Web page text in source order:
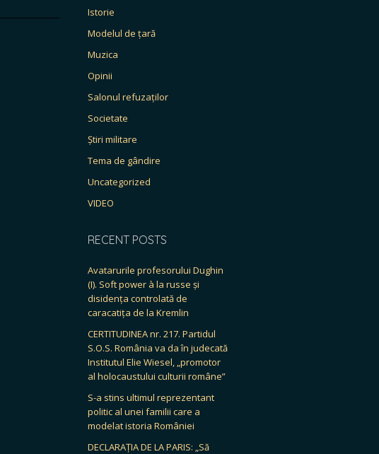
Istorie
Modelul de țară
Muzica
Opinii
Salonul refuzaților
Societate
Știri militare
Tema de gândire
Uncategorized
VIDEO
RECENT POSTS
Avatarurile profesorului Dughin
(I). Soft power à la russe și
disidența controlată de
caracatița de la Kremlin
CERTITUDINEA nr. 217. Partidul
S.O.S. România va da în judecată
Institutul Elie Wiesel, „promotor
al holocaustului culturii române”
S-a stins ultimul reprezentant
politic al unei familii care a
modelat istoria României
DECLARAȚIA DE LA PARIS: „Să